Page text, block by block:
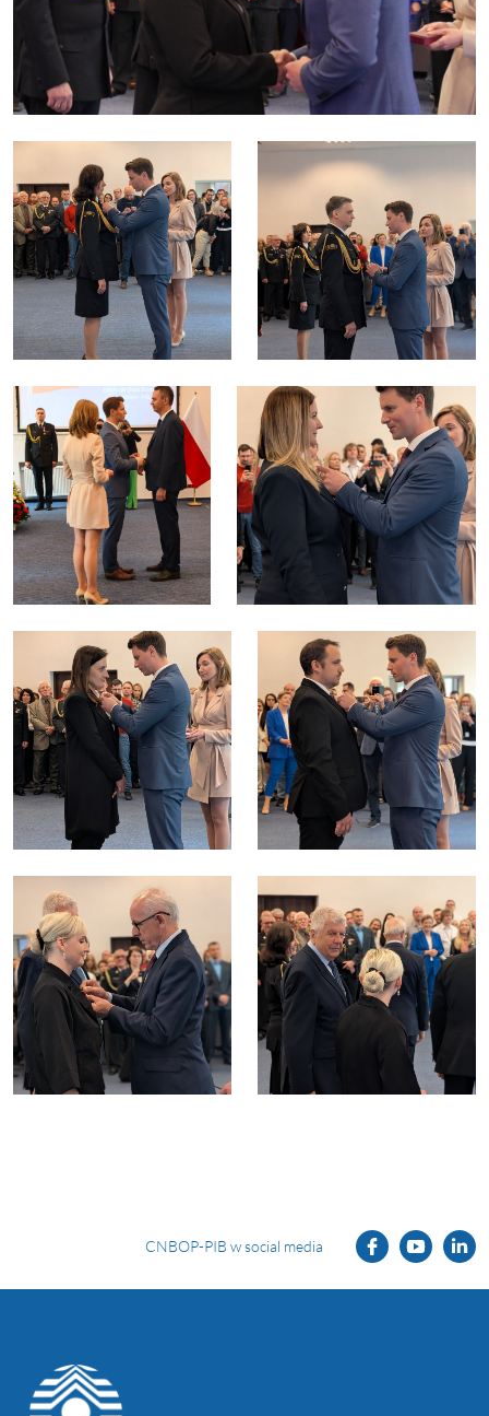
CNBOP-PIB w social media